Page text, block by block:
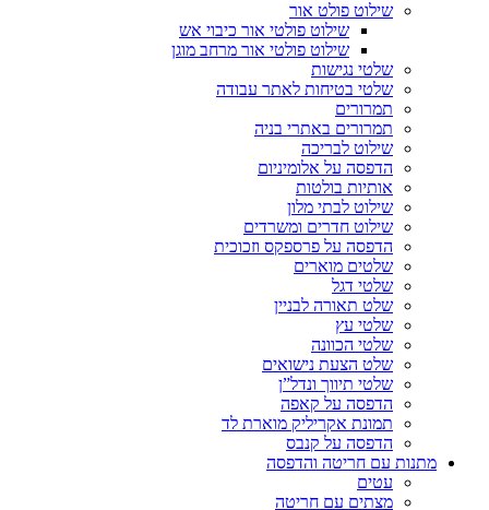
שילוט פולט אור
שילוט פולטי אור כיבוי אש
שילוט פולטי אור מרחב מוגן
שלטי נגישות
שלטי בטיחות לאתר עבודה
תמרורים
תמרורים באתרי בניה
שילוט לבריכה
הדפסה על אלומיניום
אותיות בולטות
שילוט לבתי מלון
שילוט חדרים ומשרדים
הדפסה על פרספקס וזכוכית
שלטים מוארים
שלטי דגל
שלט תאורה לבניין
שלטי עץ
שלטי הכוונה
שלט הצעת נישואים
שלטי תיווך ונדל”ן
הדפסה על קאפה
תמונת אקריליק מוארת לד
הדפסה על קנבס
מתנות עם חריטה והדפסה
עטים
מצתים עם חריטה